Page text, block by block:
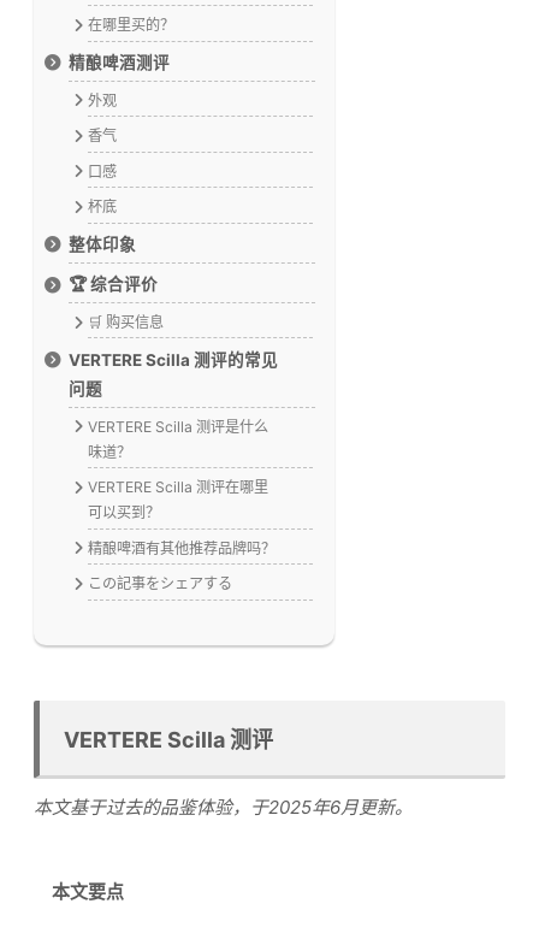
在哪里买的？
精酿啤酒测评
外观
香气
口感
杯底
整体印象
🏆 综合评价
🛒 购买信息
VERTERE Scilla 测评的常见
问题
VERTERE Scilla 测评是什么
味道？
VERTERE Scilla 测评在哪里
可以买到？
精酿啤酒有其他推荐品牌吗？
この記事をシェアする
VERTERE Scilla 测评
本文基于过去的品鉴体验，于2025年6月更新。
本文要点